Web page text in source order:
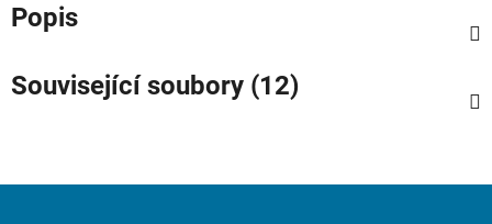
Popis
Související soubory (12)